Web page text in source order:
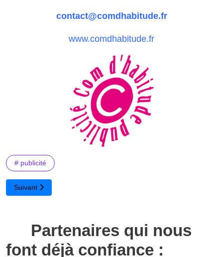
contact@comdhabitude.fr
www.comdhabitude.fr
# publicité
Article suivant : Presse Kit
Suivant
Partenaires qui nous
font déjà confiance :